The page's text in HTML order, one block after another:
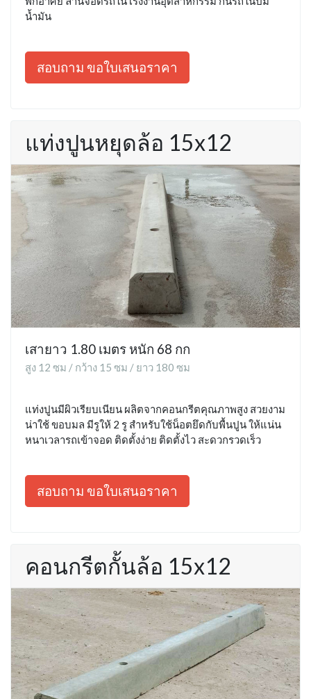
น้ำมัน
สอบถาม ขอใบเสนอราคา
แท่งปูนหยุดล้อ 15x12
เสายาว 1.80 เมตร หนัก 68 กก
สูง 12 ซม / กว้าง 15 ซม / ยาว 180 ซม
แท่งปูนมีผิวเรียบเนียน ผลิตจากคอนกรีตคุณภาพสูง สวยงาม
น่าใช้ ขอบมล มีรูให้ 2 รู สำหรับใช้น็อตยึดกับพื้นปูน ให้แน่น
หนาเวลารถเข้าจอด ติดตั้งง่าย ติดตั้งไว สะดวกรวดเร็ว
สอบถาม ขอใบเสนอราคา
คอนกรีตกั้นล้อ 15x12